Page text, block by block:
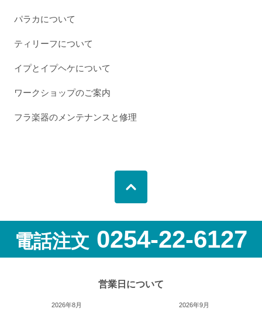
パラカについて
ティリーフについて
イプとイプヘケについて
ワークショップのご案内
フラ楽器のメンテナンスと修理
電話注文 0254-22-6127
営業日について
2026年8月
2026年9月